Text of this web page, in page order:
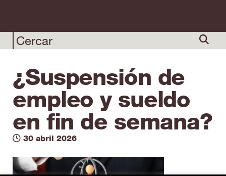
¿Suspensión de
empleo y sueldo
en fin de semana?
30 abril 2026